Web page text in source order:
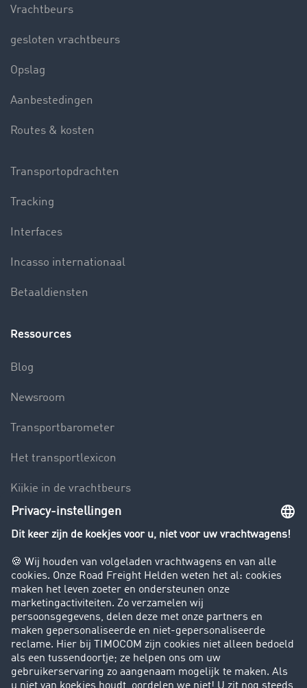
Vrachtbeurs
gesloten vrachtbeurs
Opslag
Aanbestedingen
Routes & kosten
Transportopdrachten
Tracking
Interfaces
Incasso internationaal
Betaaldiensten
Ressources
Blog
Newsroom
Transportbarometer
Het transportlexicon
Kijkje in de vrachtbeurs
Rijverbod voor vrachtwagens
Bedrijf
Success Stories
Klanten werven klanten
Support
Contact